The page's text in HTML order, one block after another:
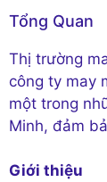
Tổng Quan
Thị trường
công ty may
một trong
Minh, đảm
Giới thiệu